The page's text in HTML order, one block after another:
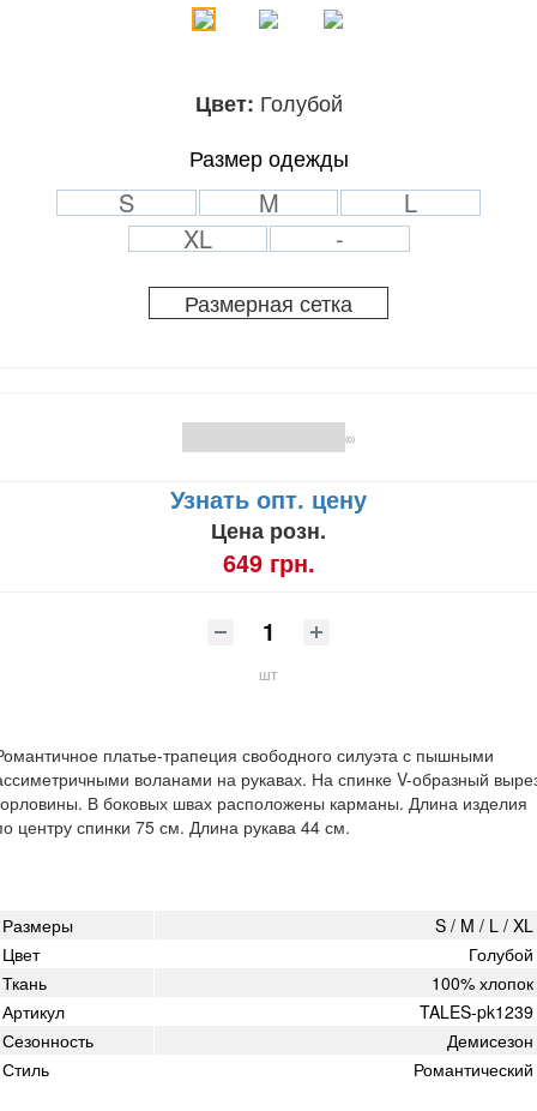
Цвет: Голубой
Размер одежды
S M
L
XL
-
Размерная сетка
(0)
Узнать опт. цену
Цена розн.
649 грн.
шт
платье-трапеция свободного силуэта с пышными
воланами на рукавах. На спинке V-образный
В боковых швах расположены карманы. Длина изделия
центру спинки 75 см. Длина рукава 44 см.
Размеры
S / M / L / XL
Цвет
Голубой
Ткань
100% хлопок
Артикул
TALES-pk1239
Сезонность
Демисезон
Стиль
Романтический